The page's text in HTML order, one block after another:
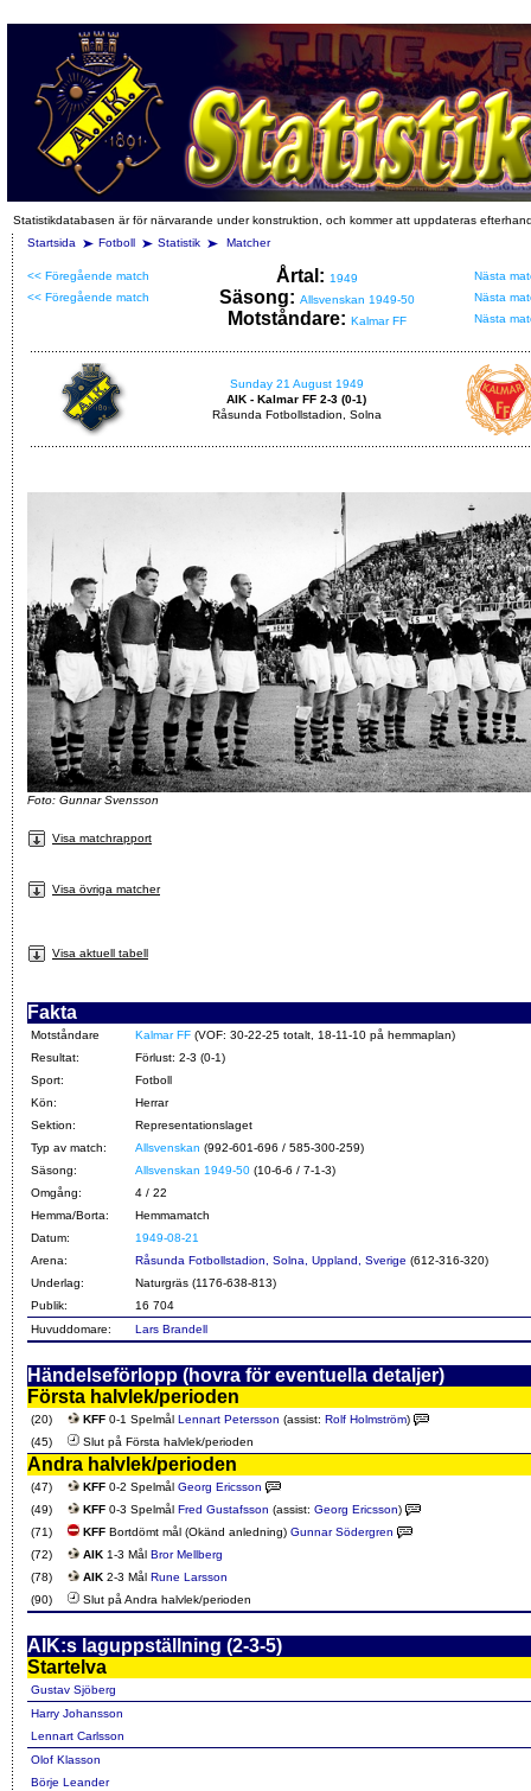
Statistikdatabasen är för närvarande under konstruktion, och kommer att uppdateras
Startsida
Fotboll Statistik Matcher
<< Föregående match Årtal: 1949
Nästa
<< Föregående match
Säsong: Allsvenskan 1949-50 Nästa
Motståndare: Kalmar FF Nästa
Sunday 21 August 1949
AIK - Kalmar FF 2-3 (0-1)
Råsunda Fotbollstadion, Solna
Foto: Gunnar Svensson
Visa matchrapport
Visa övriga matcher
Visa aktuell tabell
Fakta
Motståndare Kalmar FF (VOF: 30-22-25 totalt, 18-11-10 på hemmaplan)
Resultat:
Förlust: 2-3 (0-1)
Sport:
Fotboll
Kön:
Herrar
Sektion:
Representationslaget
Typ av match:
Allsvenskan (992-601-696 / 585-300-259)
Säsong:
Allsvenskan 1949-50 (10-6-6 / 7-1-3)
Omgång:
4 / 22
Hemma/Borta:
Hemmamatch
Datum:
1949-08-21
Arena:
Råsunda Fotbollstadion, Solna, Uppland, Sverige (612-316-320)
Underlag:
Naturgräs (1176-638-813)
Publik:
16 704
Huvuddomare:
Lars Brandell
Händelseförlopp (hovra för eventuella detaljer)
Första halvlek/perioden
(20) KFF 0-1 Spelmål Lennart Petersson (assist: Rolf Holmström)
(45)
Slut på Första halvlek/perioden
Andra halvlek/perioden
(47) KFF 0-2 Spelmål Georg Ericsson
(49)
KFF 0-3 Spelmål Fred Gustafsson (assist: Georg Ericsson)
(71)
KFF Bortdömt mål (Okänd anledning) Gunnar Södergren
(72)
AIK 1-3 Mål Bror Mellberg
(78)
AIK 2-3 Mål Rune Larsson
(90)
Slut på Andra halvlek/perioden
AIK:s laguppställning (2-3-5)
Startelva
Gustav Sjöberg
Harry Johansson
Lennart Carlsson
Olof Klasson
Börje Leander